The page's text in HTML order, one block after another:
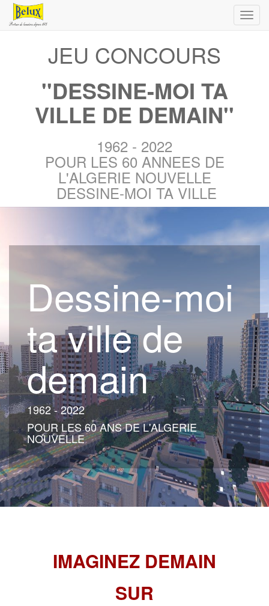
JEU CONCOURS
''DESSINE-MOI TA
VILLE DE DEMAIN''
1962 - 2022
POUR LES 60 ANNEES DE
L'ALGERIE NOUVELLE
DESSINE-MOI TA VILLE
Dessine-moi
ta ville de
demain
1962 - 2022
POUR LES 60 ANS DE L'ALGERIE
NOUVELLE
IMAGINEZ DEMAIN
SUR